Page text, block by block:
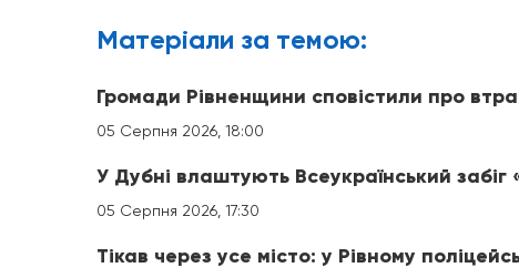
Матерiали за темою:
Громади Рівненщини сповістили про
05 Серпня 2026, 18:00
У Дубні влаштують Всеукраїнський забіг
05 Серпня 2026, 17:30
Тікав через усе місто: у Рівному